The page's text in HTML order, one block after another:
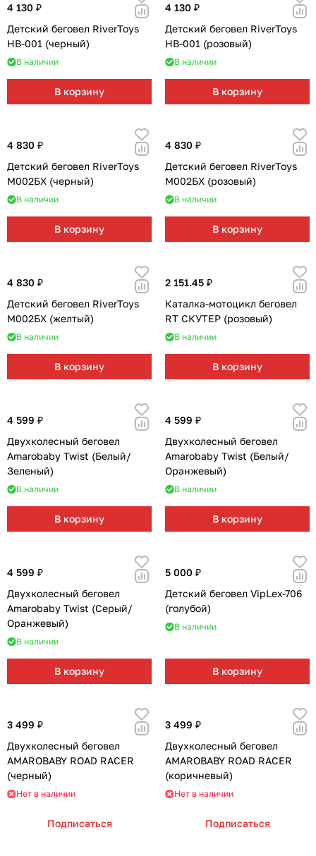
4 130 ₽
Детский беговел RiverToys
HB-001 (черный)
В наличии
В корзину
4 130 ₽
Детский беговел RiverToys
HB-001 (розовый)
В наличии
В корзину
4 830 ₽
Детский беговел RiverToys
М002БХ (черный)
В наличии
В корзину
4 830 ₽
Детский беговел RiverToys
М002БХ (розовый)
В наличии
В корзину
4 830 ₽
Детский беговел RiverToys
М002БХ (желтый)
В наличии
В корзину
2 151.45 ₽
Каталка-мотоцикл беговел
RT СКУТЕР (розовый)
В наличии
В корзину
4 599 ₽
Двухколесный беговел
Amarobaby Twist (Белый/
Зеленый)
В наличии
В корзину
4 599 ₽
Двухколесный беговел
Amarobaby Twist (Белый/
Оранжевый)
В наличии
В корзину
4 599 ₽
Двухколесный беговел
Amarobaby Twist (Серый/
Оранжевый)
В наличии
В корзину
5 000 ₽
Детский беговел VipLex-706
(голубой)
В наличии
В корзину
3 499 ₽
Двухколесный беговел
AMAROBABY ROAD RACER
(черный)
Нет в наличии
Подписаться
3 499 ₽
Двухколесный беговел
AMAROBABY ROAD RACER
(коричневый)
Нет в наличии
Подписаться